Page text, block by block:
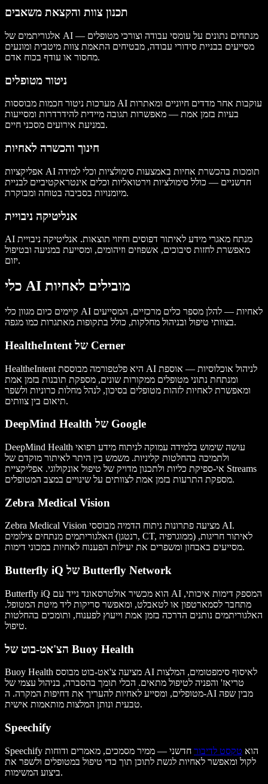
תכנון צוות והקצאת משאבים
אלגוריתמים של AI מנתחים נתונים על עומסי עבודה וצורכי מטופלים —
מסייעים בבניית סידורי עבודה, מבטיחים התאמת צוות מיטבית ומונעים
מחסור או עודף בכוח אדם.
ניטור מטופלים
מערכות ניטור חכמות מבוססות AI עוקבות אחר מדדים חיוניים ומאתרות
בעיות בזמן אמת — מאפשרות תגובה מיידית להידרדרות ומסייעות
במניעת אירועים מסכני חיים.
חינוך והכשרה לאחיות
אפליקציות AI תומכות בהכשרת אחיות באמצעות סימולציות וכלי למידה
חדשניים — כולל סימולציות וירטואליות וכלים אינטראקטיביים לבניית
מיומנויות בסביבה בטוחה ומבוקרת.
אנליטיקה ניבויית
AI מנתח מאגרי מידע לאיתור דפוסים וחיזוי תוצאות. אנליטיקה ניבויית
מאפשרת לחזות סיבוכים, אשפוזים וזיהומים, ומסייעת במניעה ובטיפול
יזום.
כלי AI מובילים לאחיות
קיימים כיום מגוון כלי AI לאחיות — להלן מספר כלים מרכזיים, המסייעים
בצוותי טיפול ובניהול מחלקות, כולל בתקופות מאתגרות כמו מגפה.
HealtheIntent של Cerner
HealtheIntent היא פלטפורמה מבוססת AI לניהול אוכלוסיות — אוספת
ומנתחת נתוני מטופלים ממקורות שונים, מספקת תובנות בזמן אמת
ומאפשרת לאחיות לזהות מטופלים בסיכון, לנהל מחלות כרוניות ולשפר
תיאום בין צוותים.
DeepMind Health של Google
DeepMind Health עושה שימוש בלמידה עמוקה לניתוח מידע רפואי
ולתמיכה בהחלטות קליניות. משמש בין היתר לאיתור מוקדם של
אי-ספיקת כליות ולתכנון מדויק של טיפול אונקולוגי. אפליקציית Streams
מספקת התרעות בזמן אמת לצוותים על שינויים במצב המטופלים.
Zebra Medical Vision
Zebra Medical Vision מציעה פתרונות ניתוח הדמיה מבוססי AI.
האלגוריתמים מנתחים צילומים (רנטגן, CT, ממוגרפיה) לאיתור חריגות,
מסייעים באבחון ומשפרים את יעילות הפענוח לאחיות במכוני דימות.
Butterfly iQ של Butterfly Network
Butterfly iQ הוא מכשיר אולטרסאונד נייד עם AI המספק דימות איכותי,
מתחבר לסמארטפון או לטאבלט, ומאפשר סריקות ליד מיטת המטופל.
האלגוריתמים נותנים הדרכה בזמן אמת וייעוץ לפענוח, ותומכים בהחלטות
טיפול.
הצ'אט-בוט של Buoy Health
Buoy Health מציעה צ'אט-בוט מבוסס AI לאיסוף סימפטומים, המלצות
טריאז' והפניה לטיפול מתאים. הכלי תומך בהסברה, בניהול עצמי של
מטופלים, ומסייע לאחיות להעריך את דחיפות המקרה. ה-AI מבין שפה
טבעית ונותן המלצות מותאמות אישית.
Speechify
Speechify הוא טקסט לדיבור חדשני — ממיר מסמכים, מאמרים ודוחות
לקול ומאפשר לאחיות לגשת לתוכן תוך כדי טיפול במטופלים ולשפר את
ביצוע המשימות.